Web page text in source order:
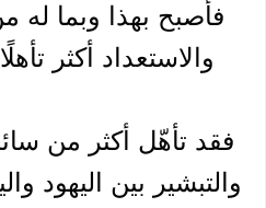
فأصبح بهذا وبما له
والاستعداد أكثر
فقد تأهّل أكثر من
والتبشير بين اليهود